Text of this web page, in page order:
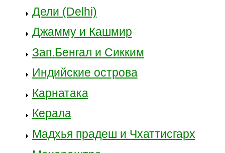
Дели (Delhi)
Джамму и Кашмир
Зап.Бенгал и Сикким
Индийские острова
Карнатака
Керала
Мадхья прадеш и Чхаттисгарх